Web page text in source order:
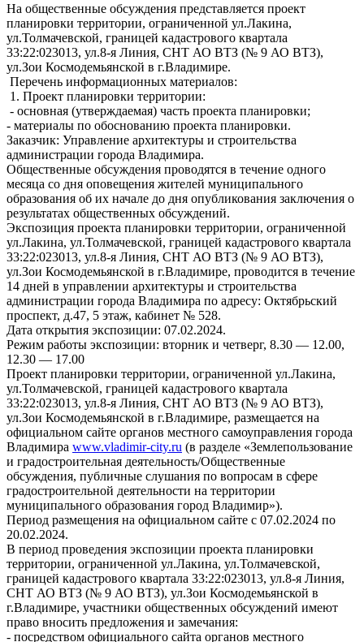
На общественные обсуждения представляется проект
планировки территории, ограниченной ул.Лакина,
ул.Толмачевской, границей кадастрового квартала
33:22:023013, ул.8-я Линия, СНТ АО ВТЗ (№ 9 АО ВТЗ),
ул.Зои Космодемьянской в г.Владимире.
Перечень информационных материалов:
1. Проект планировки территории:
- основная (утверждаемая) часть проекта планировки;
- материалы по обоснованию проекта планировки.
Заказчик: Управление архитектуры и строительства
администрации города Владимира.
Общественные обсуждения проводятся в течение одного
месяца со дня оповещения жителей муниципального
образования об их начале до дня опубликования заключения о
результатах общественных обсуждений.
Экспозиция проекта планировки территории, ограниченной
ул.Лакина, ул.Толмачевской, границей кадастрового квартала
33:22:023013, ул.8-я Линия, СНТ АО ВТЗ (№ 9 АО ВТЗ),
ул.Зои Космодемьянской в г.Владимире, проводится в течение
14 дней в управлении архитектуры и строительства
администрации города Владимира по адресу: Октябрьский
проспект, д.47, 5 этаж, кабинет № 528.
Дата открытия экспозиции: 07.02.2024.
Режим работы экспозиции: вторник и четверг, 8.30 — 12.00,
12.30 — 17.00
Проект планировки территории, ограниченной ул.Лакина,
ул.Толмачевской, границей кадастрового квартала
33:22:023013, ул.8-я Линия, СНТ АО ВТЗ (№ 9 АО ВТЗ),
ул.Зои Космодемьянской в г.Владимире, размещается на
официальном сайте органов местного самоуправления города
Владимира www.vladimir-city.ru (в разделе «Землепользование
и градостроительная деятельность/Общественные
обсуждения, публичные слушания по вопросам в сфере
градостроительной деятельности на территории
муниципального образования город Владимир»).
Период размещения на официальном сайте с 07.02.2024 по
20.02.2024.
В период проведения экспозиции проекта планировки
территории, ограниченной ул.Лакина, ул.Толмачевской,
границей кадастрового квартала 33:22:023013, ул.8-я Линия,
СНТ АО ВТЗ (№ 9 АО ВТЗ), ул.Зои Космодемьянской в
г.Владимире, участники общественных обсуждений имеют
право вносить предложения и замечания:
- посредством официального сайта органов местного